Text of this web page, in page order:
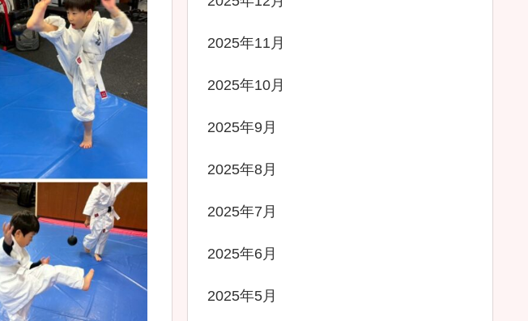
2025年11月
2025年10月
2025年9月
2025年8月
2025年7月
2025年6月
2025年5月